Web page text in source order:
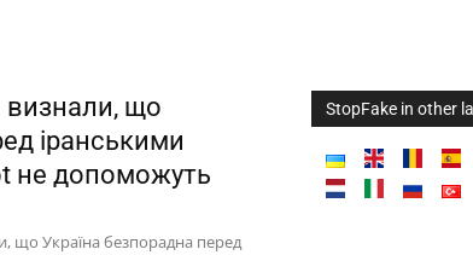
визнали, що
іранськими
не допоможуть
що Україна безпорадна перед
StopFake in other